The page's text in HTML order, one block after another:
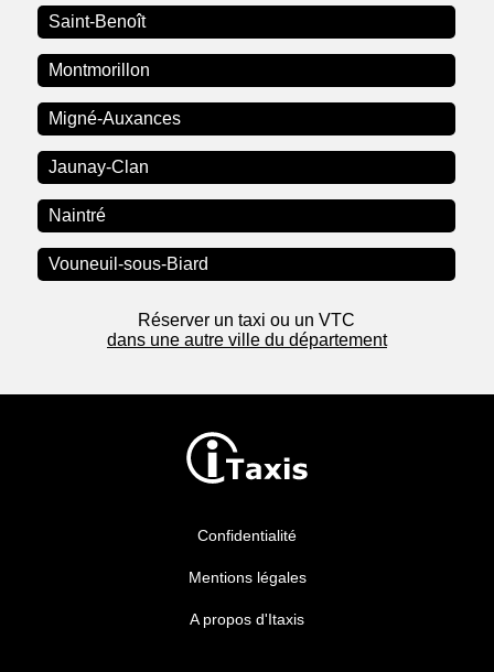
Saint-Benoît
Montmorillon
Migné-Auxances
Jaunay-Clan
Naintré
Vouneuil-sous-Biard
Réserver un taxi ou un VTC
dans une autre ville du département
Confidentialité
Mentions légales
A propos d'Itaxis